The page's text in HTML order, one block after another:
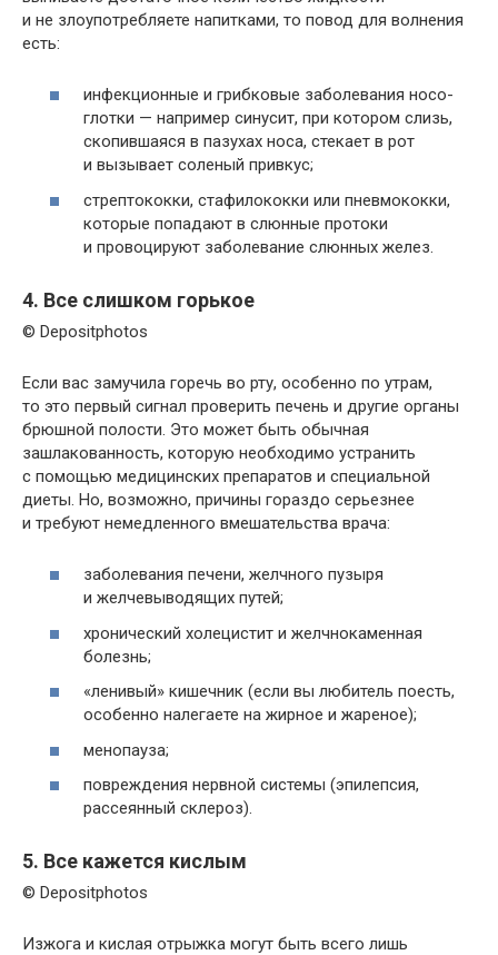
и не злоупотребляете напитками, то повод для волнения
есть:
инфекционные и грибковые заболевания носо­
глотки — например синусит, при котором слизь,
скопившаяся в пазухах носа, стекает в рот
и вызывает соленый привкус;
стрептококки, стафилококки или пневмококки,
которые попадают в слюнные протоки
и провоцируют заболевание слюнных желез.
4. Все слишком горькое
© Depositphotos
Если вас замучила горечь во рту, особенно по утрам,
то это первый сигнал проверить печень и другие органы
брюшной полости. Это может быть обычная
зашлакованность, которую необходимо устранить
с помощью медицинских препаратов и специальной
диеты. Но, возможно, причины гораздо серьезнее
и требуют немедленного вмешательства врача:
заболевания печени, желчного пузыря
и желчевыводящих путей;
хронический холецистит и желчнокаменная
болезнь;
«ленивый» кишечник (если вы любитель поесть,
особенно налегаете на жирное и жареное);
менопауза;
повреждения нервной системы (эпилепсия,
рассеянный склероз).
5. Все кажется кислым
© Depositphotos
Изжога и кислая отрыжка могут быть всего лишь